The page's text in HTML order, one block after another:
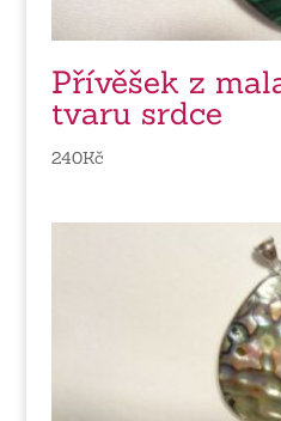
Přívěšek z
tvaru srdce
240Kč